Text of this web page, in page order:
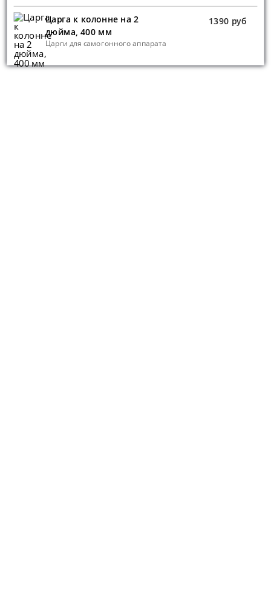
Царга к колонне на 2
дюйма, 400 мм
Царги для самогонного аппарата
1390 руб